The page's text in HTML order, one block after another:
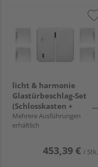
licht & harmonie
Glastürbeschlag-Set
(Schlosskasten +
Bänder) 2-flügelig
"Rundform 2.0"
Mehrere Ausführungen
erhältlich
453,39 € / Stk.